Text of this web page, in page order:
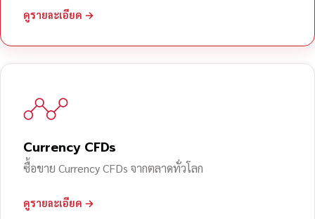
ดูรายละเอียด →
Currency CFDs
ซื้อขาย Currency CFDs จากตลาดทั่วโลก
ดูรายละเอียด →